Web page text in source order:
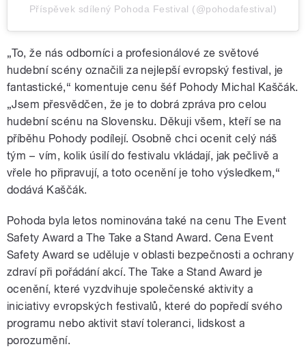
Příspěvek sdílený Pohoda Festival (@pohodafestival)
„To, že nás odborníci a profesionálové ze světové
hudební scény označili za nejlepší evropský festival, je
fantastické,“ komentuje cenu šéf Pohody Michal Kaščák.
„Jsem přesvědčen, že je to dobrá zpráva pro celou
hudební scénu na Slovensku. Děkuji všem, kteří se na
příběhu Pohody podílejí. Osobně chci ocenit celý náš
tým –⁠⁠⁠ vím, kolik úsilí do festivalu vkládají, jak pečlivě a
vřele ho připravují, a toto ocenění je toho výsledkem,“
dodává Kaščák.
Pohoda byla letos nominována také na cenu The Event
Safety Award a The Take a Stand Award. Cena Event
Safety Award se uděluje v oblasti bezpečnosti a ochrany
zdraví při pořádání akcí. The Take a Stand Award je
ocenění, které vyzdvihuje společenské aktivity a
iniciativy evropských festivalů, které do popředí svého
programu nebo aktivit staví toleranci, lidskost a
porozumění.